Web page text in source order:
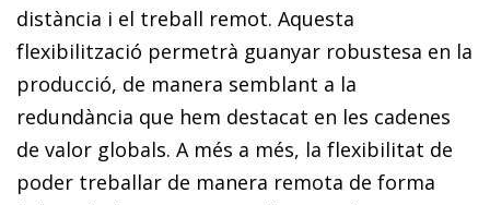
distància i el treball remot. Aquesta
flexibilització permetrà guanyar robustesa en la
producció, de manera semblant a la
redundància que hem destacat en les cadenes
de valor globals. A més a més, la flexibilitat de
poder treballar de manera remota de forma